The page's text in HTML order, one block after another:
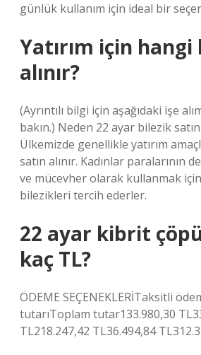
günlük kullanım için ideal bir
Yatırım için
alınır?
(Ayrıntılı bilgi için aşağıdaki işe
bakın.) Neden 22 ayar bilezik satın
Ülkemizde genellikle yatırım
satın alınır. Kadınlar paralarının
ve mücevher olarak kullanmak
bilezikleri tercih ederler.
22 ayar kibrit
kaç TL?
ÖDEME SEÇENEKLERİTaksitli
tutarıToplam tutar133.980,30
TL218.247,42 TL36.494,84